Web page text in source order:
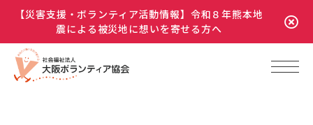
【災害支援・ボランティア活動情報】令和８年熊本地
震による被災地に想いを寄せる方へ